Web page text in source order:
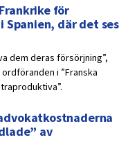
för
där det ses
dem deras försörjning”,
i ”Franska
av